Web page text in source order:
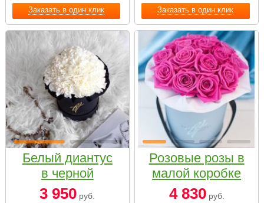
Заказать в один клик Заказать в один клик
Белый диантус
в черной
коробке Small
3 950 руб.
Розовые розы в
малой коробке
4 830руб.